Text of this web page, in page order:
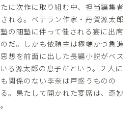
に次作に取り組む中、担当編集者
れる。ベテラン作家・丹賀源太郎
の閉塾に伴って催される宴に出席
だ。しかも依頼主は極端かつ急進
想を前面に出した長編小説がベス
る源太郎の息子だという。２人に
関係のない李奈は戸惑うものの
。果たして開かれた宴席は、奇妙